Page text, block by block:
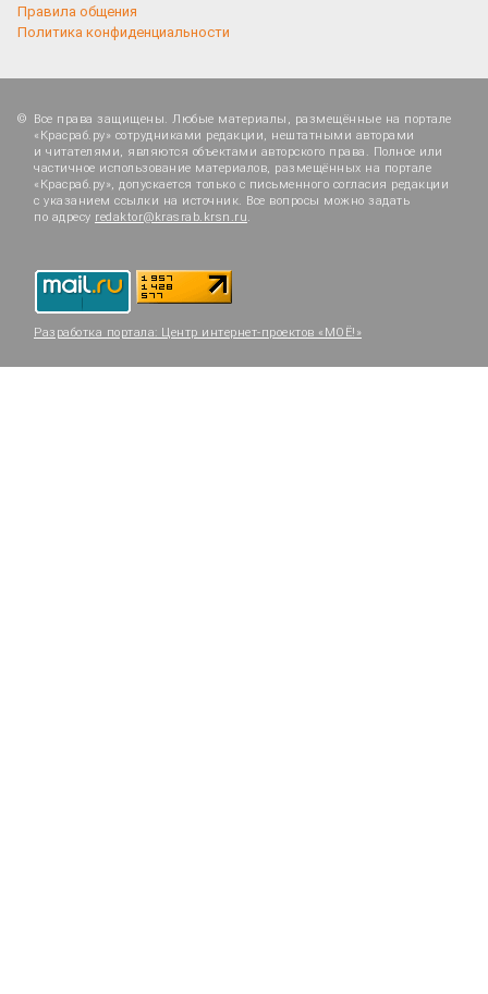
Правила общения
Политика конфиденциальности
Все права защищены. Любые материалы, размещённые на портале
«Красраб.ру» сотрудниками редакции, нештатными авторами
и читателями, являются объектами авторского права. Полное или
частичное использование материалов, размещённых на портале
«Красраб.ру», допускается только с письменного согласия редакции
с указанием ссылки на источник. Все вопросы можно задать
по адресу redaktor@krasrab.krsn.ru.
Разработка портала: Центр интернет-проектов «МОЁ!»